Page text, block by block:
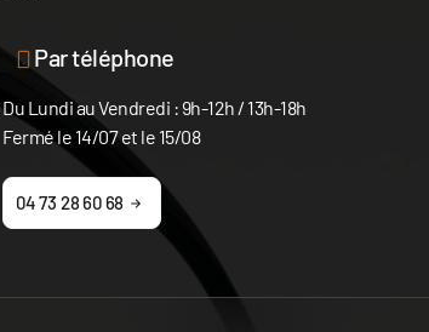
Par téléphone
Du Lundi au Vendredi : 9h-12h / 13h-18h
Fermé le 14/07 et le 15/08
04 73 28 60 68